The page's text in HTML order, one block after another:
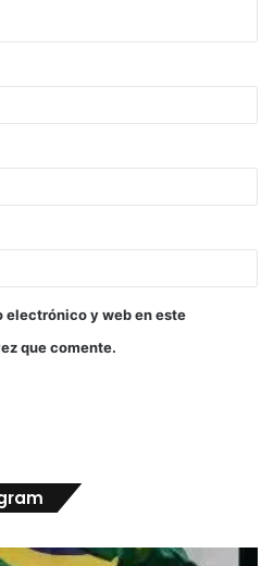
electrónico y web en este
que comente.